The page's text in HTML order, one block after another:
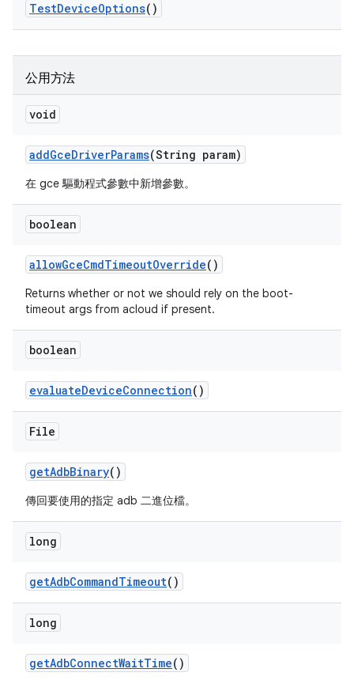
TestDeviceOptions()
公用方法
void
addGceDriverParams(String param)
在 gce 驅動程式參數中新增參數。
boolean
allowGceCmdTimeoutOverride()
Returns whether or not we should rely on the boot-
timeout args from acloud if present.
boolean
evaluateDeviceConnection()
File
getAdbBinary()
傳回要使用的指定 adb 二進位檔。
long
getAdbCommandTimeout()
long
getAdbConnectWaitTime()